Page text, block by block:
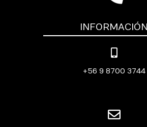
INFORMACIÓN
+56 9 8700 3744